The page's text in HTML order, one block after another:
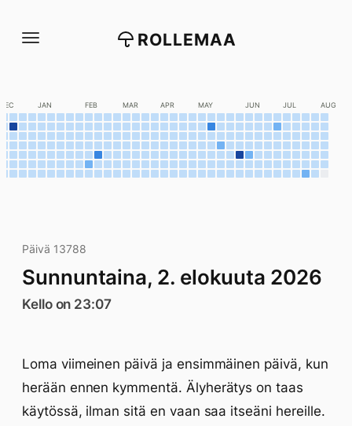
suoraan
ROLLEMAA
DEC JAN FEB MAR APR MAY JUN JUL AUG
Päivä 13788
Sunnuntaina, 2. elokuuta 2026
Kello on 23:07
Loma viimeinen päivä ja ensimmäinen päivä, kun
herään ennen kymmentä. Älyherätys on taas
käytössä, ilman sitä en vaan saa itseäni hereille.